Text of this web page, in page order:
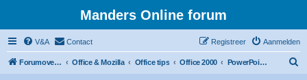
Manders Online forum
V&A Contact Aanmelden
Registreer
Forumoverzicht Office & Mozilla Office tips Office 2000 PowerPoint 2000